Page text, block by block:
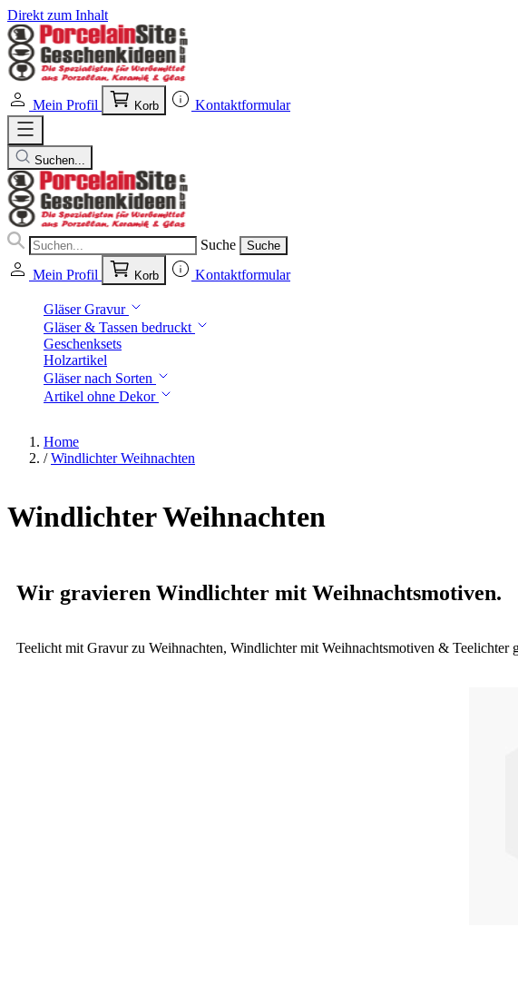
Direkt zum Inhalt
Mein Profil Korb Kontaktformular
Suchen...
Suche Suche
Mein Profil Korb Kontaktformular
Gläser Gravur
Gläser & Tassen bedruckt
Geschenksets
Holzartikel
Gläser nach Sorten
Artikel ohne Dekor
Home
/ Windlichter Weihnachten
Windlichter Weihnachten
Wir gravieren Windlichter mit Weihnachtsmotiven.
Teelicht mit Gravur zu Weihnachten, Windlichter mit Weihnachtsmotiven &